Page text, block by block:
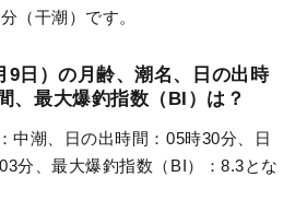
（干潮）です。
9日）の月齢、潮名、日の出時
、最大爆釣指数（BI）は？
中潮、日の出時間：05時30分、日
分、最大爆釣指数（BI）：8.3とな